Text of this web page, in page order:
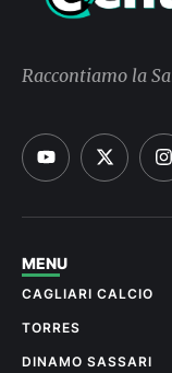
Raccontiamo la
MENU
CAGLIARI CALCIO
TORRES
DINAMO SASSARI